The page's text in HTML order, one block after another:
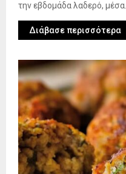
την εβδομάδα λαδερό, μέσα...
Διάβασε περισσότερα